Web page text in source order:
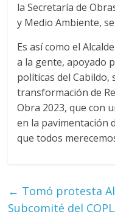
la Secretaría de
y Medio Ambiente,
Es así como el
a la gente, apoyado
políticas del Cabildo,
transformación de
Obra 2023, que con
en la pavimentación
que todos
← Tomó protesta
Subcomité del